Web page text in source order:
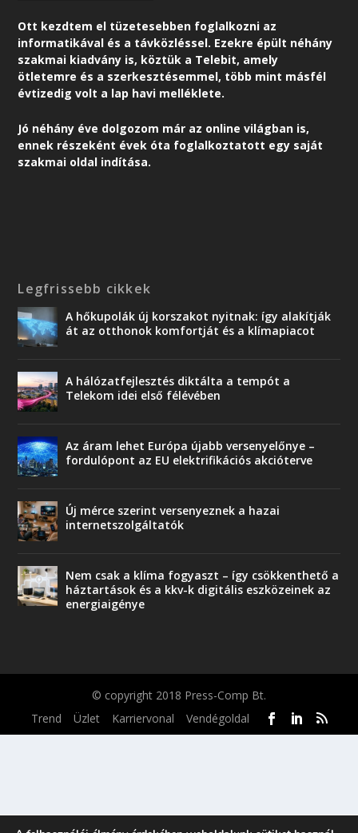
Ott kezdtem el tüzetesebben foglalkozni az
informatikával és a távközléssel. Ezekre épült néhány
szakmai kiadvány is, köztük a Telebit, amely
ötletemre és a szerkesztésemmel, több mint másfél
évtizedig volt a lap havi melléklete.
Jó néhány éve dolgozom már az online világban is,
ennek részeként évek óta foglalkoztatott egy saját
szakmai oldal indítása.
Legfrissebb cikkek
A hőkupolák új korszakot nyitnak: így alakítják
át az otthonok komfortját és a klímapiacot
A hálózatfejlesztés diktálta a tempót a
Telekom idei első félévében
Az áram lehet Európa újabb versenyelőnye –
fordulópont az EU elektrifikációs akcióterve
Új mérce szerint versenyeznek a hazai
internetszolgáltatók
Nem csak a klíma fogyaszt – így csökkenthető a
háztartások és a kkv-k digitális eszközeinek az
energiaigénye
© copyright 2018 Press-Comp Bt.
Trend
Üzlet Karriervonal Vendégoldal